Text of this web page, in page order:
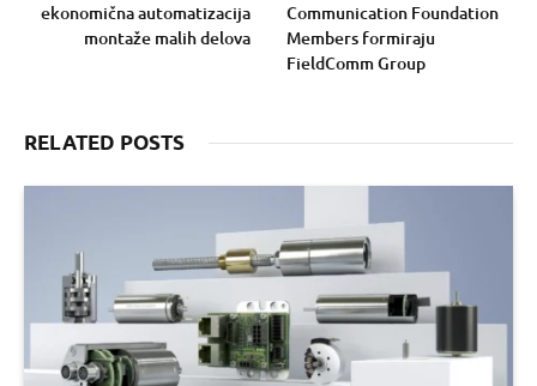
ekonomična automatizacija
montaže malih delova
Communication Foundation
Members formiraju
FieldComm Group
RELATED POSTS